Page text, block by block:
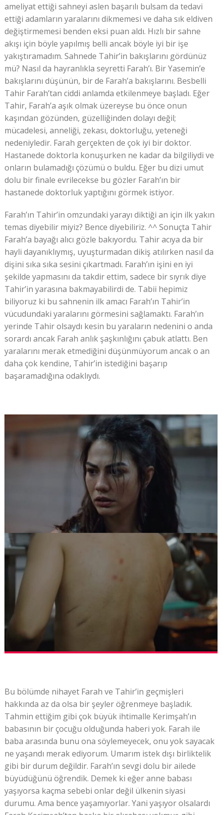
ameliyat ettiği sahneyi aslen başarılı bulsam da tedavi
ettiği adamların yaralarını dikmemesi ve daha sık eldiven
değiştirmemesi benden eksi puan aldı. Hızlı bir sahne
akışı için böyle yapılmış belli ancak böyle iyi bir işe
yakıştıramadım. Sahnede Tahir’in bakışlarını gördünüz
mü? Nasıl da hayranlıkla seyretti Farah’ı. Bir Yasemin’e
bakışlarını düşünün, bir de Farah’a bakışlarını. Besbelli
Tahir Farah’tan ciddi anlamda etkilenmeye başladı. Eğer
Tahir, Farah’a aşık olmak üzereyse bu önce onun
kaşından gözünden, güzelliğinden dolayı değil;
mücadelesi, anneliği, zekası, doktorluğu, yeteneği
nedeniyledir. Farah gerçekten de çok iyi bir doktor.
Hastanede doktorla konuşurken ne kadar da bilgiliydi ve
onların bulamadığı çözümü o buldu. Eğer bu dizi umut
dolu bir finale evrilecekse bu gözler Farah’ın bir
hastanede doktorluk yaptığını görmek istiyor.
Farah’ın Tahir’in omzundaki yarayı diktiği an için ilk yakın
temas diyebilir miyiz? Bence diyebiliriz. ^^ Sonuçta Tahir
Farah’a bayağı alıcı gözle bakıyordu. Tahir acıya da bir
hayli dayanıklıymış, uyuşturmadan dikiş atılırken nasıl da
dişini sıka sıka sesini çıkartmadı. Farah’ın işini en iyi
şekilde yapmasını da takdir ettim, sadece bir sıyrık diye
Tahir’in yarasına bakmayabilirdi de. Tabii hepimiz
biliyoruz ki bu sahnenin ilk amacı Farah’ın Tahir’in
vücudundaki yaralarını görmesini sağlamaktı. Farah’ın
yerinde Tahir olsaydı kesin bu yaraların nedenini o anda
sorardı ancak Farah anlık şaşkınlığını çabuk atlattı. Ben
yaralarını merak etmediğini düşünmüyorum ancak o an
daha çok kendine, Tahir’in istediğini başarıp
başaramadığına odaklıydı.
Bu bölümde nihayet Farah ve Tahir’in geçmişleri
hakkında az da olsa bir şeyler öğrenmeye başladık.
Tahmin ettiğim gibi çok büyük ihtimalle Kerimşah’ın
babasının bir çocuğu olduğunda haberi yok. Farah ile
baba arasında bunu ona söylemeyecek, onu yok sayacak
ne yaşandı merak ediyorum. Umarım istek dışı birliktelik
gibi bir durum değildir. Farah’ın sevgi dolu bir ailede
büyüdüğünü öğrendik. Demek ki eğer anne babası
yaşıyorsa kaçma sebebi onlar değil ülkenin siyasi
durumu. Ama bence yaşamıyorlar. Yani yaşıyor olsalardı